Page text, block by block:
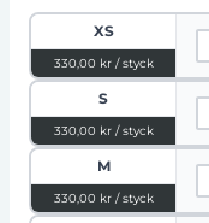
XS
330,00 kr / styck
S
330,00 kr / styck
M
330,00 kr / styck